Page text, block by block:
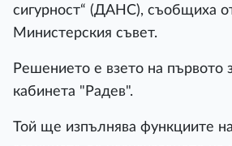
сигурност“ (ДАНС), съобщиха
Министерския съвет.
Решението е взето на първото
кабинета "Радев".
Той ще изпълнява функциите